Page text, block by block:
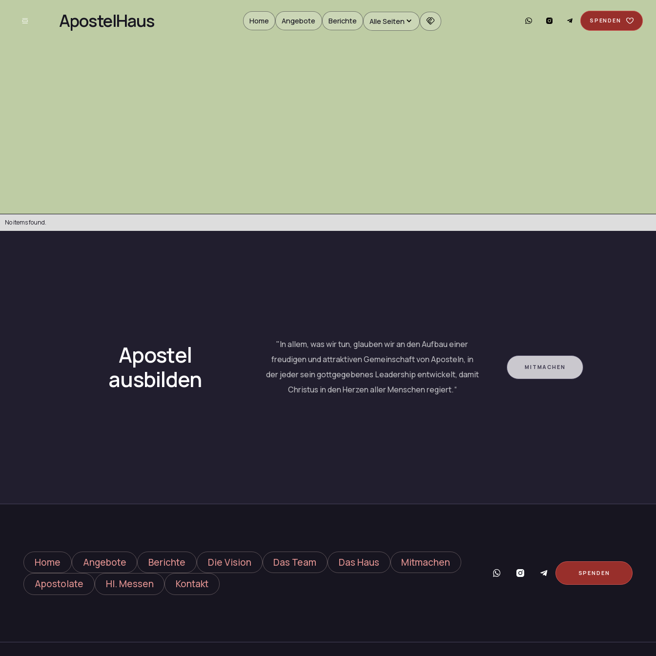
ApostelHaus Home Angebote Berichte Alle Seiten SPENDEN
No items found.
Apostel
ausbilden
"In allem, was wir tun, glauben wir an den Aufbau einer
freudigen und attraktiven Gemeinschaft von Aposteln, in
der jeder sein gottgegebenes Leadership entwickelt, damit
Christus in den Herzen aller Menschen regiert.“
MITMACHEN
Home Angebote Berichte Die Vision Das Team Das Haus
Mitmachen
Apostolate
Hl. Messen Kontakt
SPENDEN